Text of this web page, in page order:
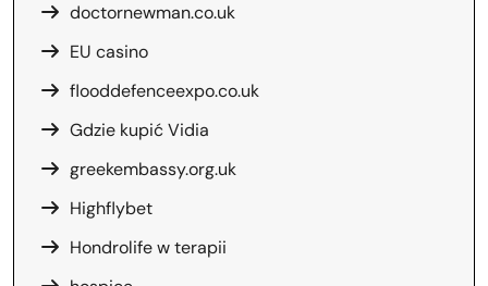
doctornewman.co.uk
EU casino
flooddefenceexpo.co.uk
Gdzie kupić Vidia
greekembassy.org.uk
Highflybet
Hondrolife w terapii